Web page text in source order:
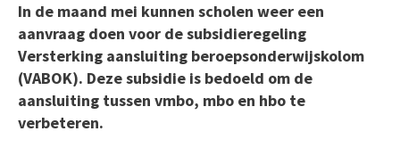
In de maand mei kunnen scholen weer een
aanvraag doen voor de subsidieregeling
Versterking aansluiting beroepsonderwijskolom
(VABOK). Deze subsidie is bedoeld om de
aansluiting tussen vmbo, mbo en hbo te
verbeteren.